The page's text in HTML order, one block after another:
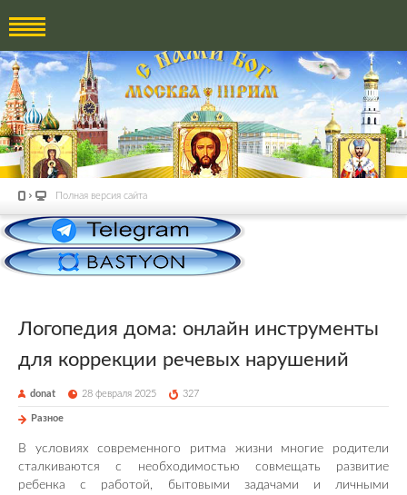
Полная версия сайта
Логопедия дома: онлайн инструменты
для коррекции речевых нарушений
donat 28 февраля 2025 327
Разное
В условиях современного ритма жизни многие родители
сталкиваются с необходимостью совмещать развитие
ребенка с работой, бытовыми задачами и личными